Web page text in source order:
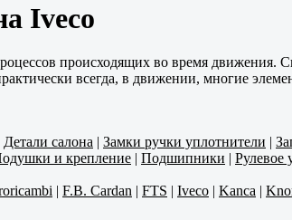
Iveco
происходящих во время
всегда, в движении, многие
Детали салона | Замки ручки уплотнители |
и крепление | Подшипники | Рулевое
| F.B. Cardan | FTS | Iveco | Kanca |